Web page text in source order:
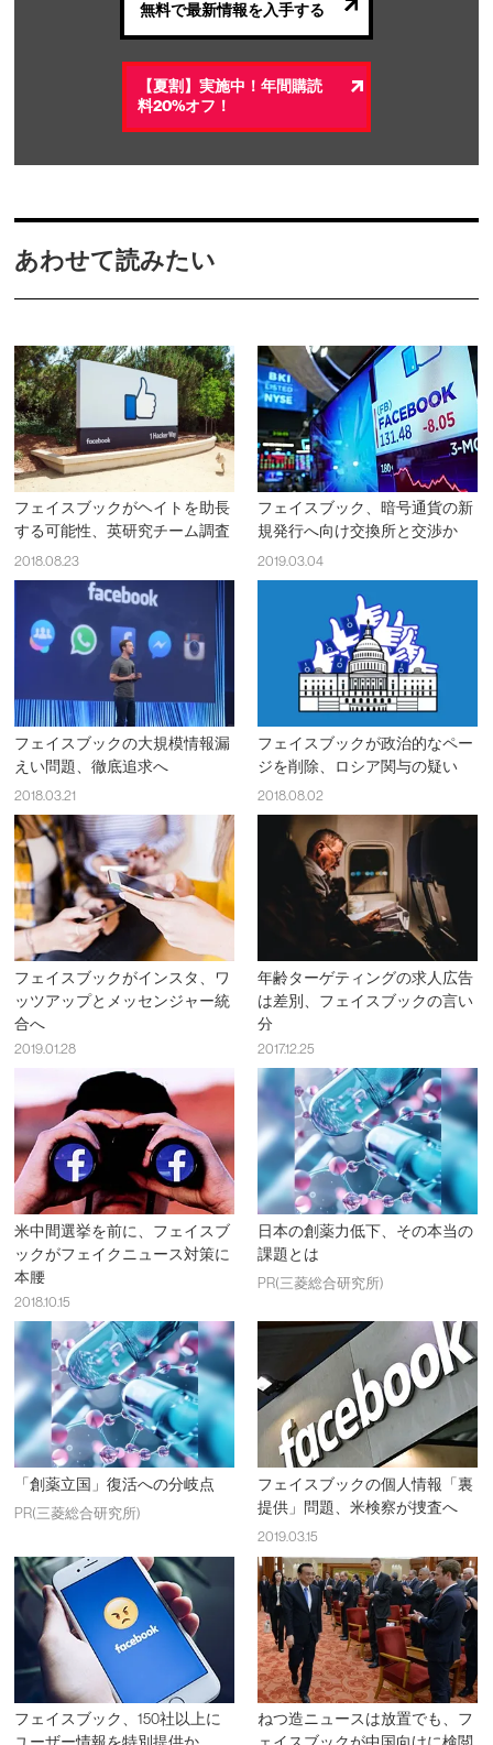
無料で最新情報を入手する
【夏割】実施中！年間購読
料20%オフ！
あわせて読みたい
フェイスブックがヘイトを助長
する可能性、英研究チーム調査
2018.08.23
フェイスブック、暗号通貨の新
規発行へ向け交換所と交渉か
2019.03.04
フェイスブックの大規模情報漏
えい問題、徹底追求へ
2018.03.21
フェイスブックが政治的なペー
ジを削除、ロシア関与の疑い
2018.08.02
フェイスブックがインスタ、ワ
ッツアップとメッセンジャー統
合へ
2019.01.28
年齢ターゲティングの求人広告
は差別、フェイスブックの言い
分
2017.12.25
米中間選挙を前に、フェイスブ
ックがフェイクニュース対策に
本腰
2018.10.15
日本の創薬力低下、その本当の
課題とは
PR(三菱総合研究所)
「創薬立国」復活への分岐点
PR(三菱総合研究所)
フェイスブックの個人情報「裏
提供」問題、米検察が捜査へ
2019.03.15
フェイスブック、150社以上に
ユーザー情報を特別提供か
ねつ造ニュースは放置でも、フ
ェイスブックが中国向けに検閲